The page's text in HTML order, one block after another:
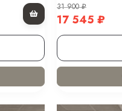
31 900₽
17 545 ₽